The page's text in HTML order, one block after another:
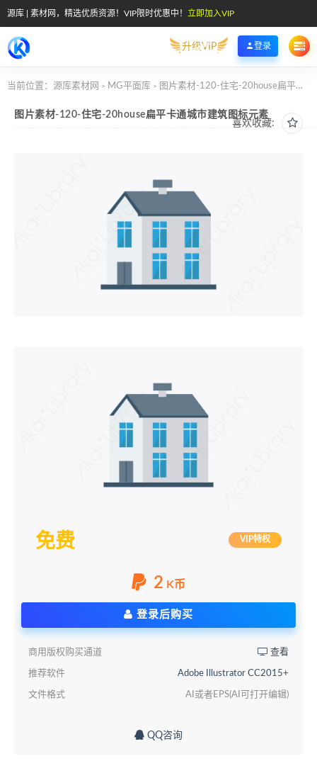
源库 | 素材网，精选优质资源！VIP限时优惠中！ 立即加入VIP
升级VIP 登录
当前位置： 源库素材网 > MG平面库 > 图片素材-120-住宅-20house扁平卡通城市建筑图标元素
喜欢收藏:
图片素材-120-住宅-20house扁平卡通城市建筑图标元素
免费 VIP特权
2 K币
登录后购买
商用版权购买通道 查看
推荐软件 Adobe Illustrator CC2015+
文件格式 AI或者EPS(AI可打开编辑)
QQ咨询